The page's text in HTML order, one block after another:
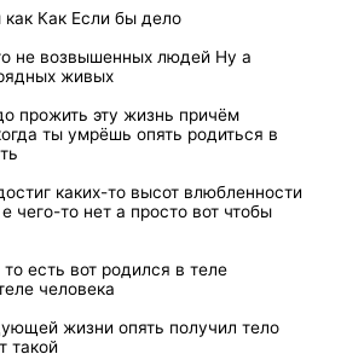
как Как Если бы дело
не возвышенных людей Ну а
живых
прожить эту жизнь причём
ты умрёшь опять родиться в
каких-то высот влюбленности
чего-то нет а просто вот чтобы
есть вот родился в теле
человека
жизни опять получил тело
такой